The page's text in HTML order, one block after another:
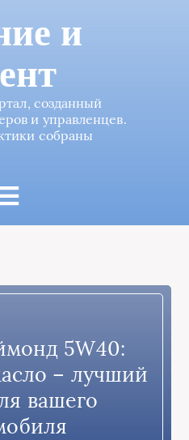
и
созданный
и управленцев.
собраны
5W40:
– лучший
вашего